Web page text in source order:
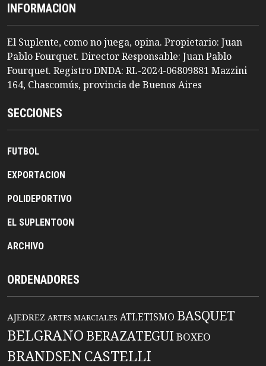
INFORMACION
El Suplente, como no juega, opina. Propietario: Juan
Pablo Fourquet. Director Responsable: Juan Pablo
Fourquet. Registro DNDA: RL-2024-06809881 Mazzini
164, Chascomús, provincia de Buenos Aires
SECCIONES
FUTBOL
EXPORTACION
POLIDEPORTIVO
EL SUPLENTOON
ARCHIVO
ORDENADORES
AJEDREZ ARTES MARCIALES ATLETISMO BASQUET
BELGRANO BERAZATEGUIBOXEO
BRANDSENCASTELLI